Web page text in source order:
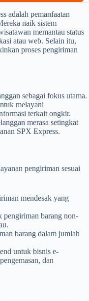
adalah pemanfaatan
naik sistem
memantau status
atau web. Selain itu,
proses pengiriman
sebagai fokus utama.
melayani
terkait ongkir.
merasa setingkat
SPX Express.
pengiriman sesuai
mendesak yang
pengiriman barang non-
barang dalam jumlah
untuk bisnis e-
dan